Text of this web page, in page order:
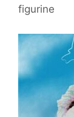
figurine